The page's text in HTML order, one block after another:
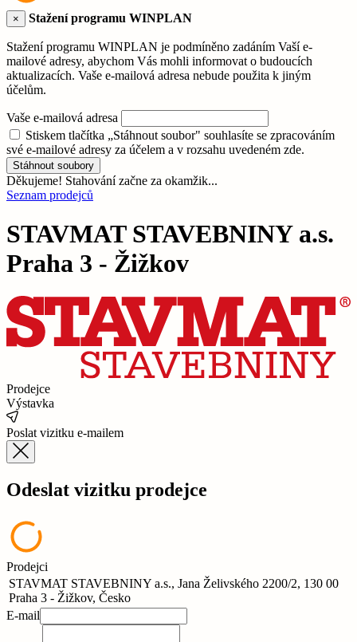
× Stažení programu WINPLAN
Stažení programu WINPLAN je podmíněno zadáním Vaší e-
mailové adresy, abychom Vás mohli informovat o budoucích
aktualizacích. Vaše e-mailová adresa nebude použita k jiným
účelům.
Vaše e-mailová adresa
Stiskem tlačítka „Stáhnout soubor" souhlasíte se zpracováním
své e-mailové adresy za účelem a v rozsahu uvedeném zde.
Stáhnout soubory
Děkujeme! Stahování začne za okamžik...
Seznam prodejců
STAVMAT STAVEBNINY a.s.
Praha 3 - Žižkov
Prodejce
Výstavka
Poslat vizitku e-mailem
Odeslat vizitku prodejce
Prodejci
STAVMAT STAVEBNINY a.s., Jana Želivského 2200/2, 130 00
Praha 3 - Žižkov, Česko
E-mail